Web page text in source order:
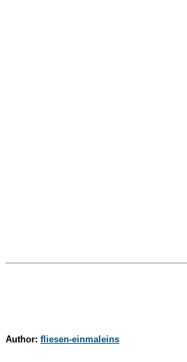
Author: fliesen-einmaleins